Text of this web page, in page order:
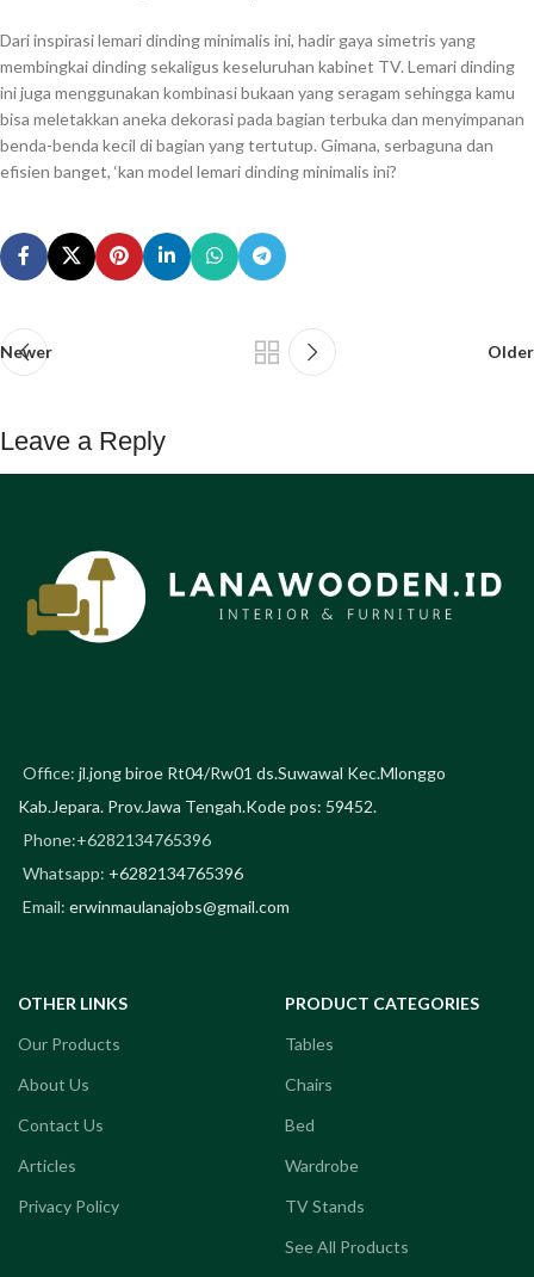
Dari inspirasi lemari dinding minimalis ini, hadir gaya simetris yang
membingkai dinding sekaligus keseluruhan kabinet TV. Lemari dinding
ini juga menggunakan kombinasi bukaan yang seragam sehingga kamu
bisa meletakkan aneka dekorasi pada bagian terbuka dan menyimpanan
benda-benda kecil di bagian yang tertutup. Gimana, serbaguna dan
efisien banget, ‘kan model lemari dinding minimalis ini?
Newer Older
Leave a Reply
Office: jl.jong biroe Rt04/Rw01 ds.Suwawal Kec.Mlonggo
Kab.Jepara. Prov.Jawa Tengah.Kode pos: 59452.
Phone:+6282134765396
Whatsapp: +6282134765396
Email: erwinmaulanajobs@gmail.com
OTHER LINKS
Our Products
About Us
Contact Us
Articles
Privacy Policy
PRODUCT CATEGORIES
Tables
Chairs
Bed
Wardrobe
TV Stands
See All Products